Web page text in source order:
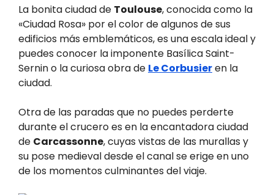
La bonita ciudad de Toulouse, conocida como la
«Ciudad Rosa» por el color de algunos de sus
edificios más emblemáticos, es una escala ideal y
puedes conocer la imponente Basílica Saint-
Sernin o la curiosa obra de Le Corbusieren la
ciudad.
Otra de las paradas que no puedes perderte
durante el crucero es en la encantadora ciudad
de Carcassonne, cuyas vistas de las murallas y
su pose medieval desde el canal se erige en uno
de los momentos culminantes del viaje.